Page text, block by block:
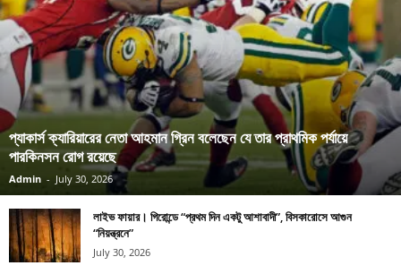
প্যাকার্স ক্যারিয়ারের নেতা আহমান গ্রিন বলেছেন যে তার প্রাথমিক পর্যায়ে
পারকিনসন রোগ রয়েছে
Admin - July 30, 2026
লাইভ ফায়ার। গিরোন্ডে “প্রথম দিন একটু আশাবাদী”, বিসকারোসে আগুন
“নিয়ন্ত্রনে”
July 30, 2026